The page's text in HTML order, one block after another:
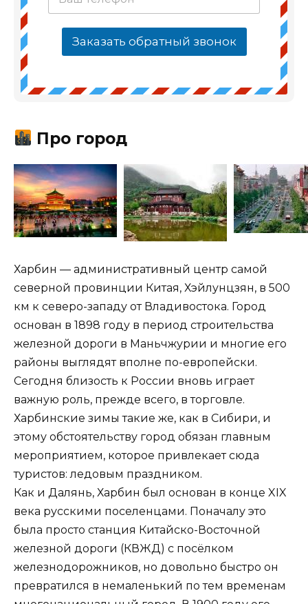
Заказать обратный звонок
Про город
Харбин — административный центр самой
северной провинции Китая, Хэйлунцзян, в 500
км к северо-западу от Владивостока. Город
основан в 1898 году в период строительства
железной дороги в Маньчжурии и многие его
районы выглядят вполне по-европейски.
Сегодня близость к России вновь играет
важную роль, прежде всего, в торговле.
Харбинские зимы такие же, как в Сибири, и
этому обстоятельству город обязан главным
мероприятием, которое привлекает сюда
туристов: ледовым праздником.
Как и Далянь, Харбин был основан в конце XIX
века русскими поселенцами. Поначалу это
была просто станция Китайско-Восточной
железной дороги (КВЖД) с посёлком
железнодорожников, но довольно быстро он
превратился в немаленький по тем временам